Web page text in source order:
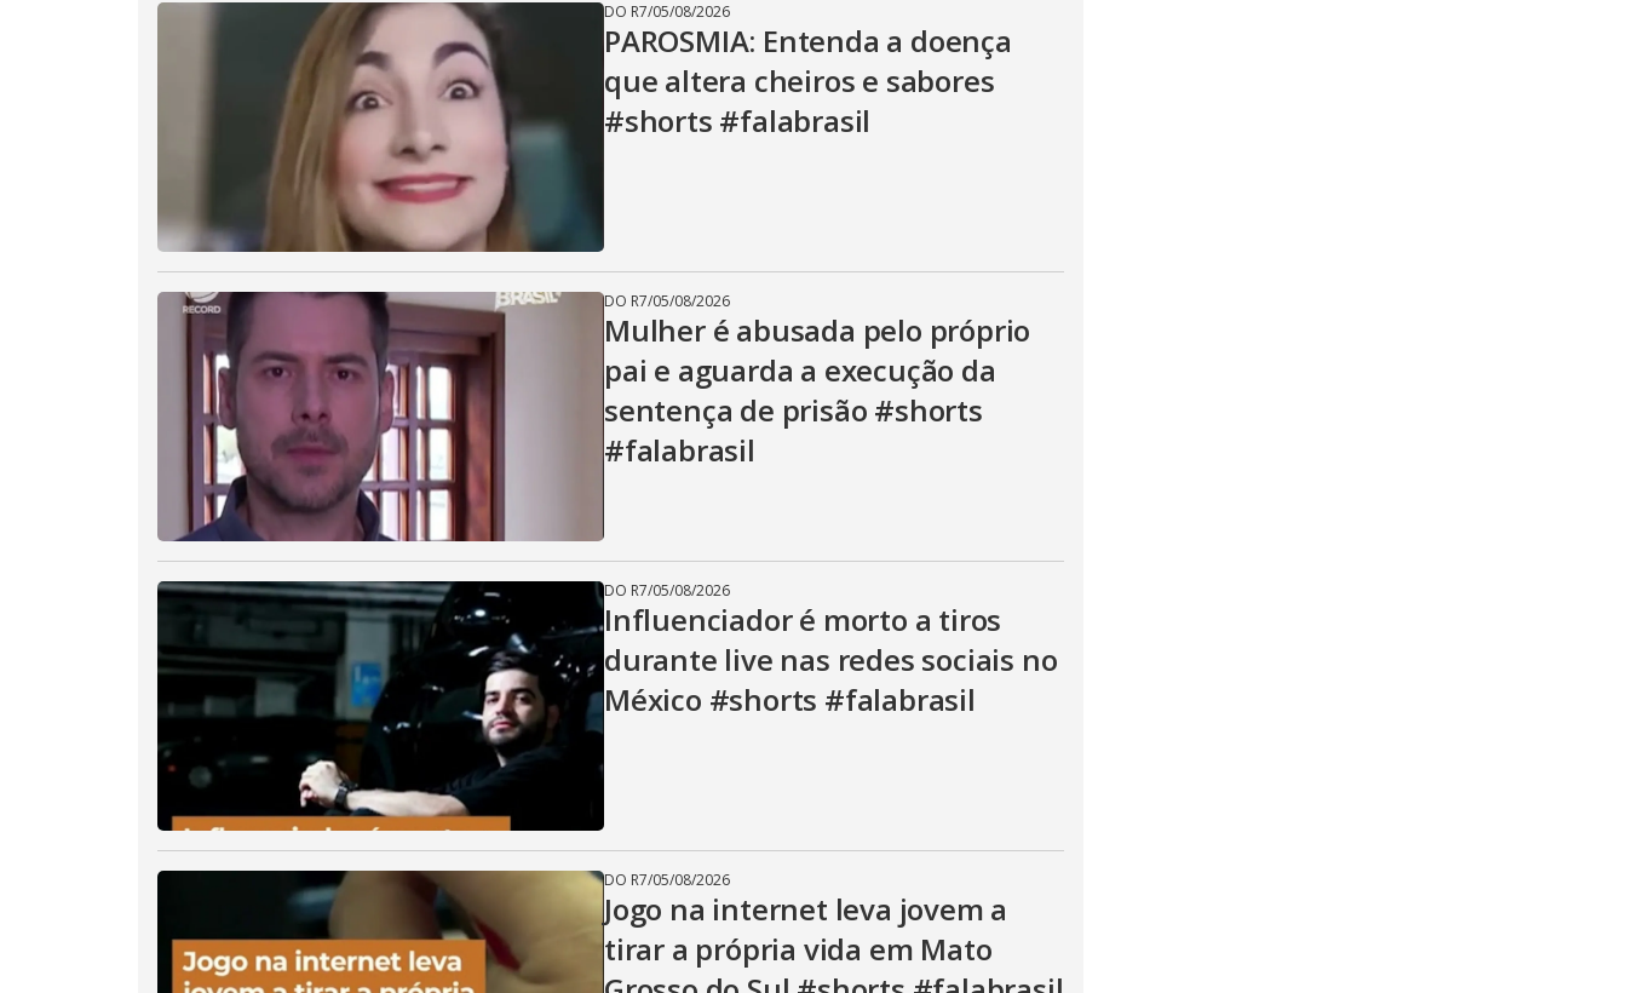
DO R7/05/08/2026
PAROSMIA: Entenda a doença
que altera cheiros e sabores
#shorts #falabrasil
DO R7/05/08/2026
Mulher é abusada pelo próprio
pai e aguarda a execução da
sentença de prisão #shorts
#falabrasil
DO R7/05/08/2026
Influenciador é morto a tiros
durante live nas redes sociais no
México #shorts #falabrasil
DO R7/05/08/2026
Jogo na internet leva jovem a
tirar a própria vida em Mato